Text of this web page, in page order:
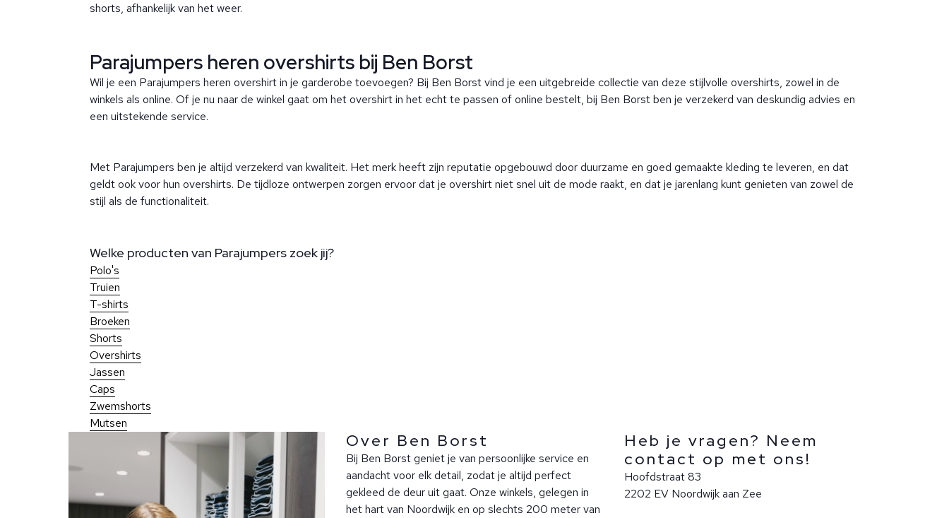
shorts, afhankelijk van het weer.
Parajumpers heren overshirts bij Ben Borst
Wil je een Parajumpers heren overshirt in je garderobe toevoegen? Bij Ben Borst vind je een uitgebreide collectie van deze stijlvolle overshirts, zowel in de
winkels als online. Of je nu naar de winkel gaat om het overshirt in het echt te passen of online bestelt, bij Ben Borst ben je verzekerd van deskundig advies en
een uitstekende service.
Met Parajumpers ben je altijd verzekerd van kwaliteit. Het merk heeft zijn reputatie opgebouwd door duurzame en goed gemaakte kleding te leveren, en dat
geldt ook voor hun overshirts. De tijdloze ontwerpen zorgen ervoor dat je overshirt niet snel uit de mode raakt, en dat je jarenlang kunt genieten van zowel de
stijl als de functionaliteit.
Welke producten van Parajumpers zoek jij?
Polo's
Truien
T-shirts
Broeken
Shorts
Overshirts
Jassen
Caps
Zwemshorts
Mutsen
Over Ben Borst
Bij Ben Borst geniet je van persoonlijke service en
aandacht voor elk detail, zodat je altijd perfect
gekleed de deur uit gaat. Onze winkels, gelegen in
het hart van Noordwijk en op slechts 200 meter van
Heb je vragen? Neem
contact op met ons!
Hoofdstraat 83
2202 EV Noordwijk aan Zee